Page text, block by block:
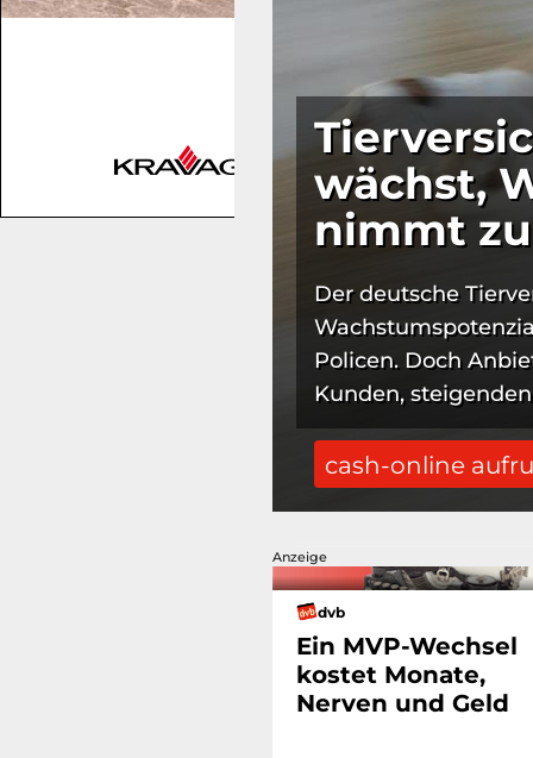
wächst,
nimmt zu
Der deutsche
Policen. Doch
Kunden,
cash-online
Anzeige
dvb
Ein MVP-Wechsel
kostet Monate,
Nerven und Geld